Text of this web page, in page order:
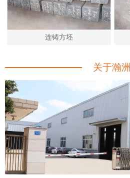
连铸方坯
关于瀚洲